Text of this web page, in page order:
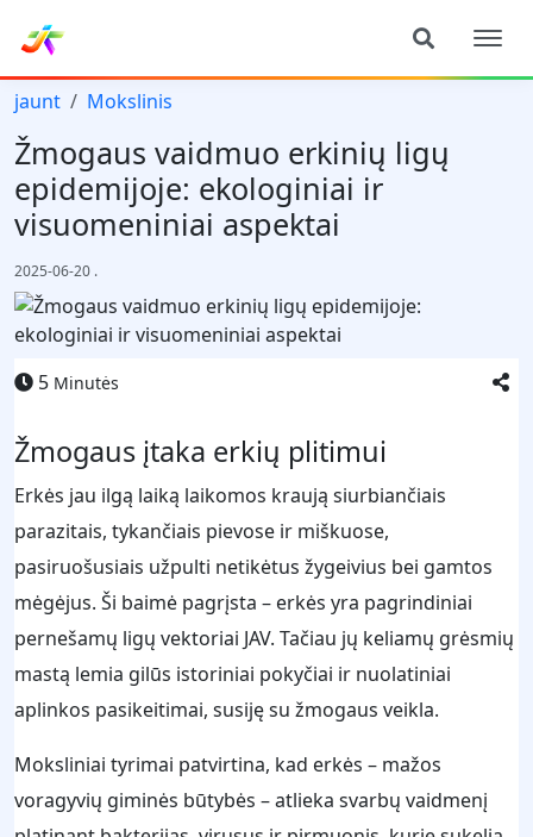
jaunt Mokslinis
Žmogaus vaidmuo erkinių ligų
epidemijoje: ekologiniai ir
visuomeniniai aspektai
2025-06-20 .
5 Minutės
Žmogaus įtaka erkių plitimui
Erkės jau ilgą laiką laikomos kraują siurbiančiais
parazitais, tykančiais pievose ir miškuose,
pasiruošusiais užpulti netikėtus žygeivius bei gamtos
mėgėjus. Ši baimė pagrįsta – erkės yra pagrindiniai
pernešamų ligų vektoriai JAV. Tačiau jų keliamų grėsmių
mastą lemia gilūs istoriniai pokyčiai ir nuolatiniai
aplinkos pasikeitimai, susiję su žmogaus veikla.
Moksliniai tyrimai patvirtina, kad erkės – mažos
voragyvių giminės būtybės – atlieka svarbų vaidmenį